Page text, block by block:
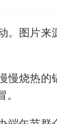
。图片来
慢烧热的